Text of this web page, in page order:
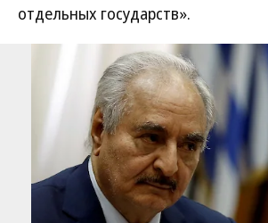
отдельных государств».